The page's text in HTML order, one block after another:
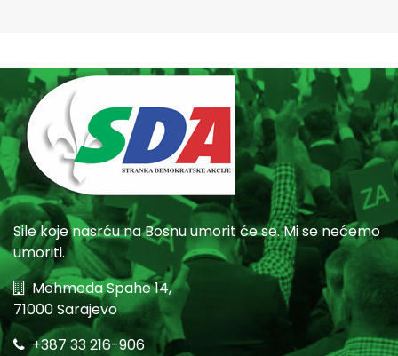
Sile koje nasrću na Bosnu umorit će se. Mi se nećemo
umoriti.
Mehmeda Spahe 14,
71000 Sarajevo
+387 33 216-906